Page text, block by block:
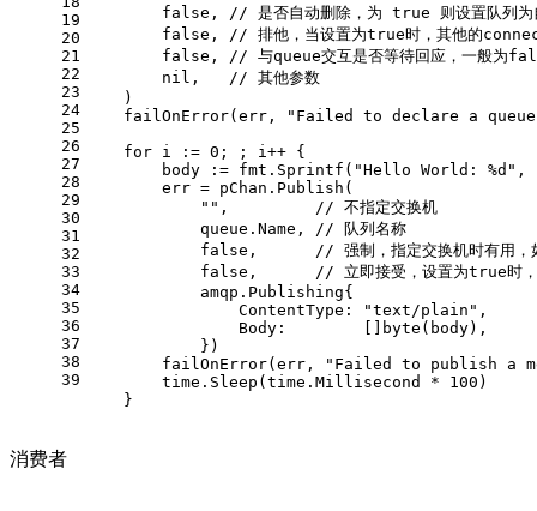
19
20
21
22
23
24
25
26
27
28
29
30
31
32
33
34
35
36
37
38
39
false ,
// 是否自动删除，为 true 则设置队列为自
false ,
// 排他，当设置为true时，其他的
false ,
// 与queue交互是否等待回应，一般为
nil ,
// 其他参数
    )
    failOnError(err,
"Failed to declare a
for i := 0 ; ; i++ {
        body := fmt.Sprintf(
"Hello World: %d" ,
        err = pChan.Publish(
"" ,
// 不指定交换机
            queue.Name,
// 队列名称
false ,
// 强制，指定交换机时有用
false ,
// 立即接受，设置为true时，
            amqp.Publishing{
                ContentType:
"text/plain" ,
                Body:        []
byte (body),
            })
        failOnError(err,
"Failed to publish a
        time.Sleep(time.Millisecond *
100 )
    }
消费者